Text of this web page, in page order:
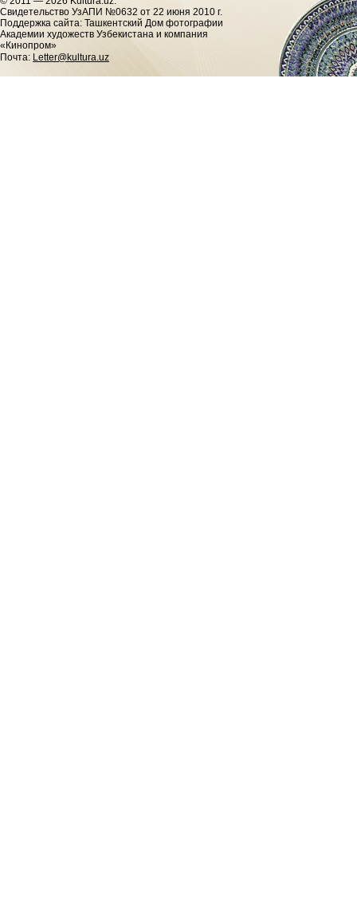
Cвидетельство УзАПИ №0632 от 22 июня 2010 г.
Поддержка сайта: Ташкентский Дом фотографии
Академии художеств Узбекистана и компания
«Кинопром»
Почта: Letter@kultura.uz